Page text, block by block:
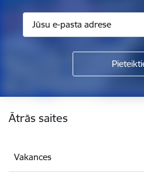
Ātrās saites
Vakances